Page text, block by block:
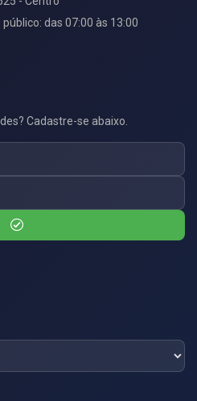
das 07:00 às 13:00
Cadastre-se abaixo.